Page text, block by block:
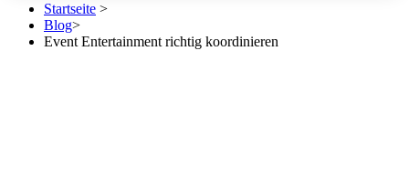
Startseite >
Blog>
Event Entertainment richtig koordinieren